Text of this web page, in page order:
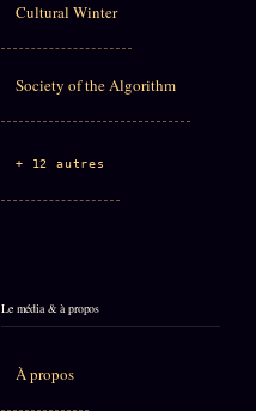
Cultural Winter
Society of the Algorithm
+ 12 autres
Le média & à propos
À propos